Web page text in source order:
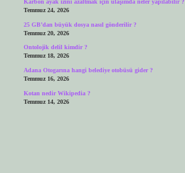
Karbon ayak izini azaltmak için ulaşımda neler yapılabilir ?
Temmuz 24, 2026
25 GB’dan büyük dosya nasıl gönderilir ?
Temmuz 20, 2026
Ontolojik delil kimdir ?
Temmuz 18, 2026
Adana Otogarına hangi belediye otobüsü gider ?
Temmuz 16, 2026
Kotan nedir Wikipedia ?
Temmuz 14, 2026